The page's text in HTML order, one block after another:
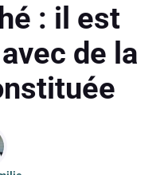
: il est
de la